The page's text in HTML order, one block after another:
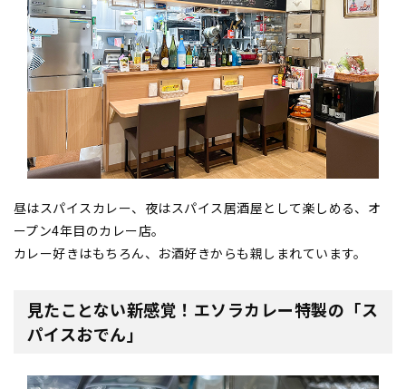
昼はスパイスカレー、夜はスパイス居酒屋として楽しめる、オ
ープン4年目のカレー店。
カレー好きはもちろん、お酒好きからも親しまれています。
見たことない新感覚！エソラカレー特製の「ス
パイスおでん」